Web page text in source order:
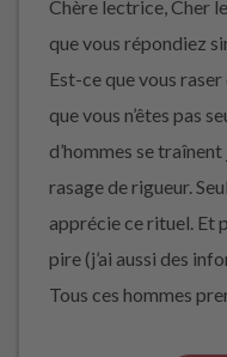
Chère lectrice, Cher
que vous répondiez
Est-ce que vous raser
que vous n’êtes pas
d’hommes se
rasage de rigueur.
apprécie ce rituel. Et
pire (j’ai aussi des
Tous ces hommes